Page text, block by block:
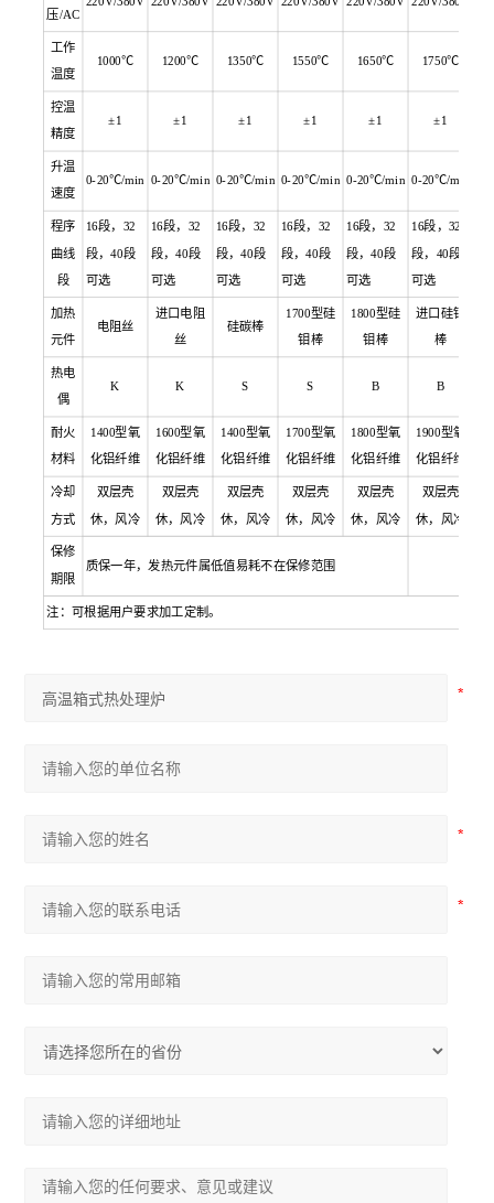
压/AC
工作
温度
1000℃ 1200℃ 1350℃ 1550℃ 1650℃ 1750℃
控温
精度
±1 ±1 ±1 ±1 ±1 ±1
升温
速度
0-20℃/min 0-20℃/min 0-20℃/min 0-20℃/min 0-20℃/min 0-20℃/min
程序
曲线
段
16段，32
段，40段
可选
16段，32
段，40段
可选
16段，32
段，40段
可选
16段，32
段，40段
可选
16段，32
段，40段
可选
16段，32
段，40段
可选
加热
元件
电阻丝
进口电阻
丝
硅碳棒
1700型硅
钼棒
1800型硅
钼棒
进口硅钼
棒
热电
偶
K K S S B B
耐火
材料
1400型氧
化铝纤维
1600型氧
化铝纤维
1400型氧
化铝纤维
1700型氧
化铝纤维
1800型氧
化铝纤维
1900型氧
化铝纤维
冷却
方式
双层壳
休，风冷
双层壳
休，风冷
双层壳
休，风冷
双层壳
休，风冷
双层壳
休，风冷
双层壳
休，风冷
保修
期限
质保一年，发热元件属低值易耗不在保修范围
注：可根据用户要求加工定制。